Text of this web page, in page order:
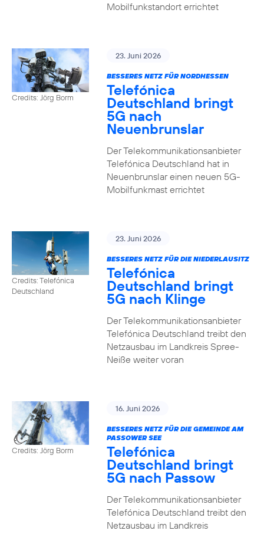
Mobilfunkstandort errichtet
Credits: Jörg Borm
23. Juni 2026
BESSERES NETZ FÜR NORDHESSEN
Telefónica
Deutschland bringt
5G nach
Neuenbrunslar
Der Telekommunikationsanbieter
Telefónica Deutschland hat in
Neuenbrunslar einen neuen 5G-
Mobilfunkmast errichtet
Credits: Telefónica
Deutschland
23. Juni 2026
BESSERES NETZ FÜR DIE NIEDERLAUSITZ
Telefónica
Deutschland bringt
5G nach Klinge
Der Telekommunikationsanbieter
Telefónica Deutschland treibt den
Netzausbau im Landkreis Spree-
Neiße weiter voran
Credits: Jörg Borm
16. Juni 2026
BESSERES NETZ FÜR DIE GEMEINDE AM
PASSOWER SEE
Telefónica
Deutschland bringt
5G nach Passow
Der Telekommunikationsanbieter
Telefónica Deutschland treibt den
Netzausbau im Landkreis